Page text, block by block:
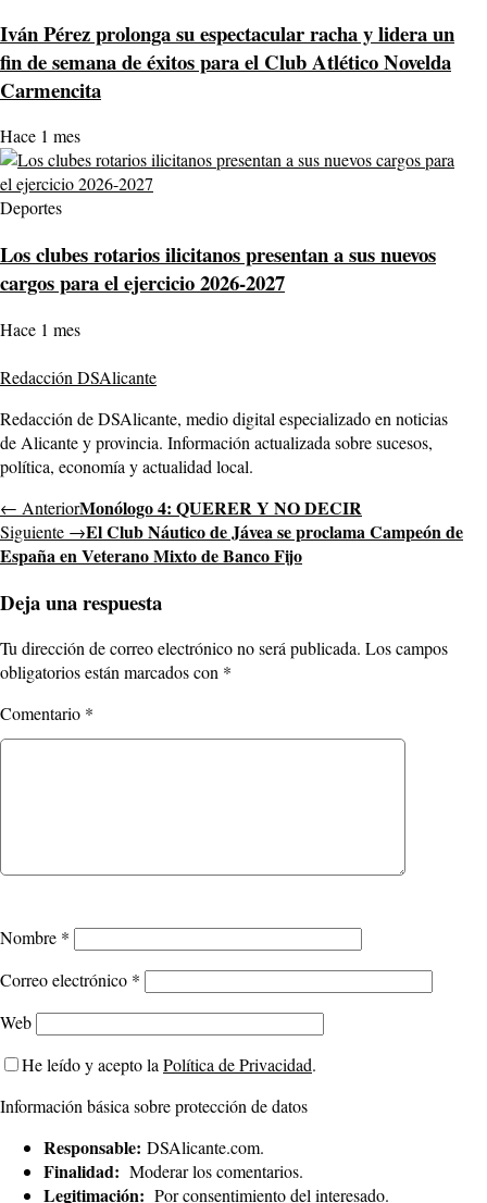
Iván Pérez prolonga su espectacular racha y lidera un
fin de semana de éxitos para el Club Atlético Novelda
Carmencita
Hace 1 mes
Deportes
Los clubes rotarios ilicitanos presentan a sus nuevos
cargos para el ejercicio 2026-2027
Hace 1 mes
Redacción DSAlicante
Redacción de DSAlicante, medio digital especializado en noticias
de Alicante y provincia. Información actualizada sobre sucesos,
política, economía y actualidad local.
← AnteriorMonólogo 4: QUERER Y NO DECIR
Siguiente →El Club Náutico de Jávea se proclama Campeón de
España en Veterano Mixto de Banco Fijo
Deja una respuesta
Tu dirección de correo electrónico no será publicada. Los campos
obligatorios están marcados con *
Comentario *
Nombre *
Correo electrónico *
Web
He leído y acepto laPolítica de Privacidad.
Información básica sobre protección de datos
Responsable: DSAlicante.com.
Finalidad: Moderar los comentarios.
Legitimación: Por consentimiento del interesado.